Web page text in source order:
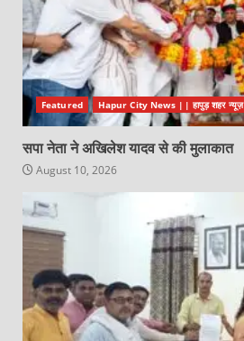
Featured Hapur City News || हापुड़ शहर न्यूज़
सपा नेता ने अखिलेश यादव से की मुलाकात
August 10, 2026